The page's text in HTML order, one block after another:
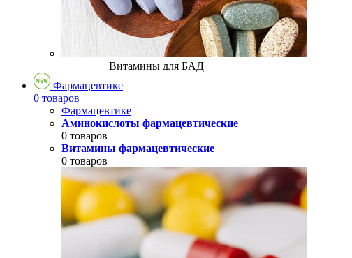
Витамины для БАД
Фармацевтике
0 товаров
Фармацевтике
Аминокислоты фармацевтические
0 товаров
Витамины фармацевтические
0 товаров